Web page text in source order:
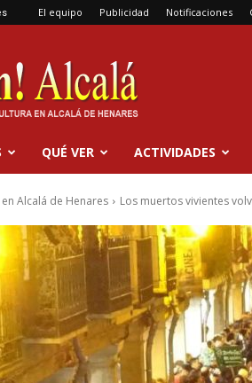
El equipo Publicidad Notificaciones
QUÉ VER ACTIVIDADES
Alcalá de Henares Los muertos vivientes